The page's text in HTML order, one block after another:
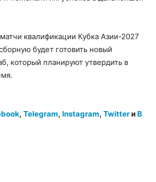
квалификации Кубка Азии-2027
будет готовить новый
который планируют утвердить в
, Telegram, Instagram, Twitterи В